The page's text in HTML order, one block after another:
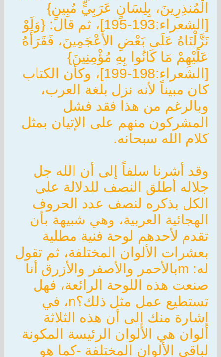
الْمُنذِرِينَ، بِلِسَانٍ عَرَبِيٍّ مُبِينٍ}
[الشعراء:193-195]، ثم قال: {وَلَوْ
نَزَّلْنَاهُ عَلَى بَعْضِ الأَعْجَمِينَ، فَقَرَأَهُ
عَلَيْهِمْ مَا كَانُوا بِهِ مُؤْمِنِينَ}
[الشعراء:198-199]، وكأن الكتاب
كان مبيناً لأنه نزل بلغة العرب،
وبالرغم من هذا فقد فشل
المشركون منهم على الإتيان بمثل
كلام الله سبحانه.
وقد أشرنا سلفاً إلى أن الله جل
جلاله أطلق النصف للدلالة على
الكل بذكره لنصف عدد الحروف
الهجائية العربية، وهي شبيهة بأن
تقدم لأحدهم لوحة فنية مطلية
بعشرات الألوان المختلفة، ثم تقول
له: mبالأحمر والأصفر والأزرق أنا
صنعت هذه اللوحة الرائعة، فهل
تستطيع عمل مثل ذلك؟n، في
إشارة منك إلى أن هذه الثلاثة
ألوان هي الألوان الرئيسة المكونة
لباقي الألوان المختلفة -كما هو